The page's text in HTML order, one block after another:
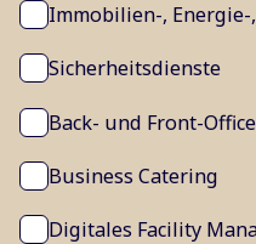
Immobilien-,
Sicherheitsdienste
Back- und Front-
Business Catering
Digitales Facility